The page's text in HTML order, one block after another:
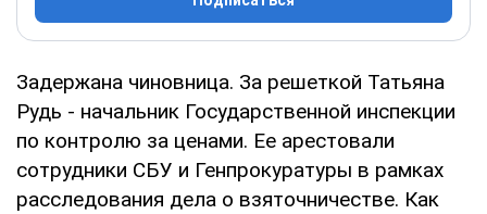
Задержана чиновница. За решеткой Татьяна
Рудь - начальник Государственной инспекции
по контролю за ценами. Ее арестовали
сотрудники СБУ и Генпрокуратуры в рамках
расследования дела о взяточничестве. Как